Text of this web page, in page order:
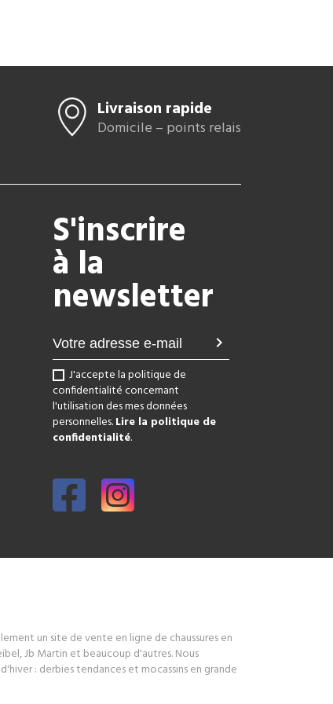
Livraison rapide
Domicile – points relais
S'inscrire
à la
newsletter
chevron_right
J'accepte la politique de
confidentialité concernant
l'utilisation des mes données
personnelles.Lire la politique de
confidentialité.
un site de vente en ligne de chaussures en
Jb Martin et beaucoup d'autres. Nous
: derbies tendances et mocassins en grande